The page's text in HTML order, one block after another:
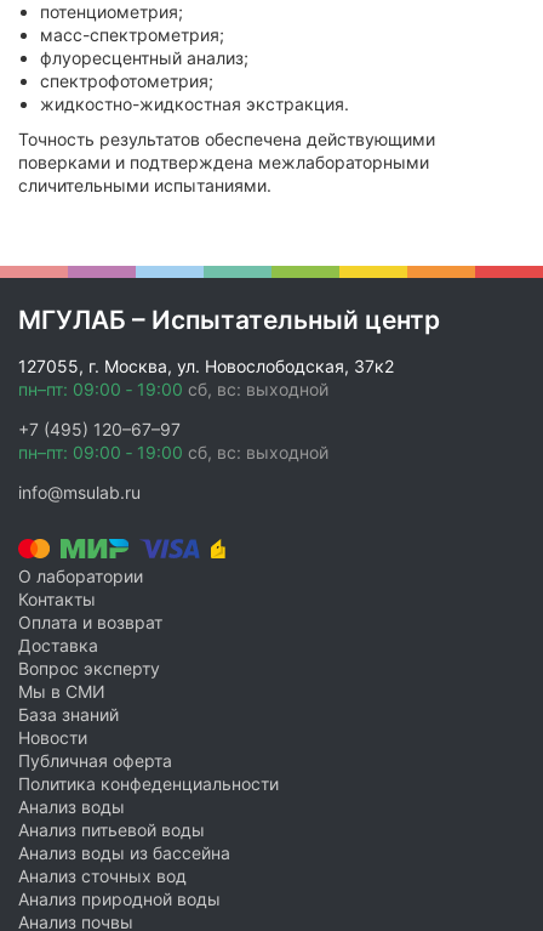
потенциометрия;
масс-спектрометрия;
флуоресцентный анализ;
спектрофотометрия;
жидкостно-жидкостная экстракция.
Точность результатов обеспечена действующими
поверками и подтверждена межлабораторными
сличительными испытаниями.
МГУЛАБ – Испытательный центр
127055, г. Москва, ул. Новослободская, 37к2
пн–пт: 09:00 ‑ 19:00 сб, вс: выходной
+7 (495) 120–67–97
пн–пт: 09:00 ‑ 19:00 сб, вс: выходной
info@msulab.ru
О лаборатории
Контакты
Оплата и возврат
Доставка
Вопрос эксперту
Мы в СМИ
База знаний
Новости
Публичная оферта
Политика конфеденциальности
Анализ воды
Анализ питьевой воды
Анализ воды из бассейна
Анализ сточных вод
Анализ природной воды
Анализ почвы